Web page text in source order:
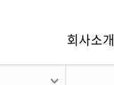
회사소개